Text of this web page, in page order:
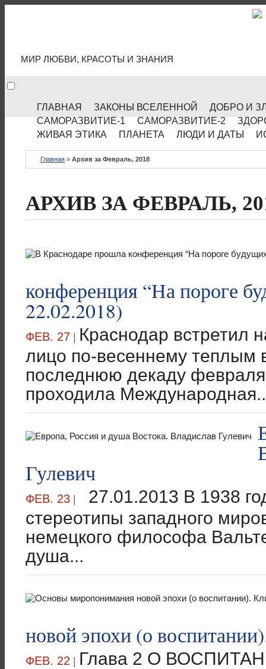
МИР ЛЮБВИ, КРАСОТЫ И ЗНАНИЯ
ГЛАВНАЯ ЗАКОНЫ ВСЕЛЕННОЙ
ДОБРО И
САМОРАЗВИТИЕ-1
САМОРАЗВИТИЕ-2
ЖИВАЯ ЭТИКА
ПЛАНЕТА ЛЮДИ И ДАТЫ
Главная » Архив за Февраль, 2018
АРХИВ ЗА ФЕВРАЛЬ,
конференция “На пороге
22.02.2018)
ФЕВ. 27 | Краснодар встретил
лицо по-весеннему теплым
последнюю декаду февраля
проходила
Гулевич
ФЕВ. 23 |
27.01.2013 В 1938
стереотипы западного
немецкого философа
душа...
новой эпохи (о
ФЕВ. 22 | Глава 2 О